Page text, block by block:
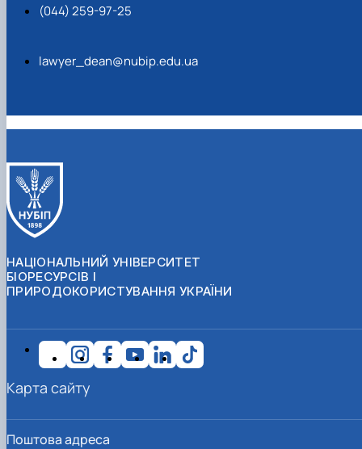
(044) 259-97-25
lawyer_dean@nubip.edu.ua
НАЦІОНАЛЬНИЙ УНІВЕРСИТЕТ
БІОРЕСУРСІВ І
ПРИРОДОКОРИСТУВАННЯ УКРАЇНИ
Поштова адреса
Карта сайту